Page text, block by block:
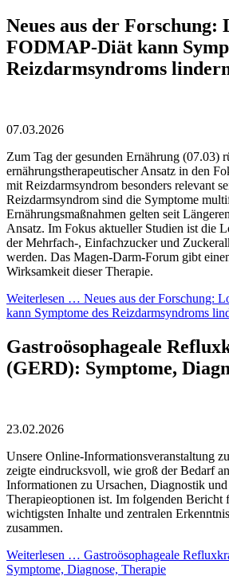
Neues aus der Forschung:
FODMAP-Diät kann
Reizdarmsyndroms
07.03.2026
Zum Tag der gesunden Ernährung (07.03)
ernährungstherapeutischer Ansatz in den
mit Reizdarmsyndrom besonders relevant
Reizdarmsyndrom sind die Symptome
Ernährungsmaßnahmen gelten seit
Ansatz. Im Fokus aktueller Studien ist die
der Mehrfach-, Einfachzucker und
werden. Das Magen-Darm-Forum gibt
Wirksamkeit dieser Therapie.
Weiterlesen … Neues aus der Forschung:
kann Symptome des Reizdarmsyndroms
Gastroösophageale
(GERD): Symptome,
23.02.2026
Unsere Online-Informationsveranstaltung
zeigte eindrucksvoll, wie groß der Bedarf
Informationen zu Ursachen, Diagnostik und
Therapieoptionen ist. Im folgenden Bericht
wichtigsten Inhalte und zentralen
zusammen.
Weiterlesen … Gastroösophageale
Symptome, Diagnose, Therapie